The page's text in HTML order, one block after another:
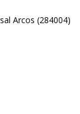
Arcos (284004)